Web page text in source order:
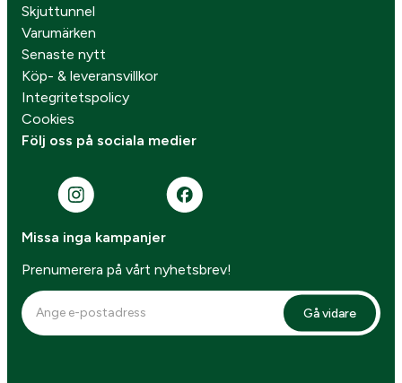
Skjuttunnel
Varumärken
Senaste nytt
Köp- & leveransvillkor
Integritetspolicy
Cookies
Följ oss på sociala medier
Missa inga kampanjer
Prenumerera på vårt nyhetsbrev!
Gå vidare